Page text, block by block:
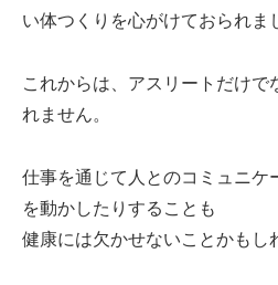
い体つくりを心がけておられま
これからは、アスリートだけで
れません。
仕事を通じて人とのコミュニケ
を動かしたりすることも
健康には欠かせないことかもし